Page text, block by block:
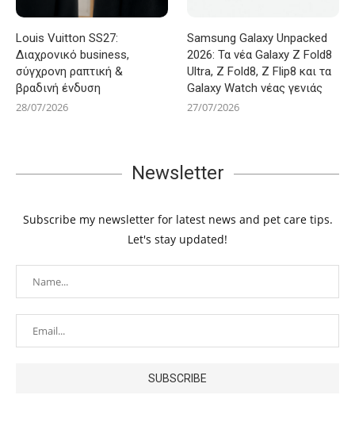
Louis Vuitton SS27:
Διαχρονικό business,
σύγχρονη ραπτική &
βραδινή ένδυση
28/07/2026
Samsung Galaxy Unpacked
2026: Τα νέα Galaxy Z Fold8
Ultra, Z Fold8, Z Flip8 και τα
Galaxy Watch νέας γενιάς
27/07/2026
Newsletter
Subscribe my newsletter for latest news and pet care tips.
Let's stay updated!